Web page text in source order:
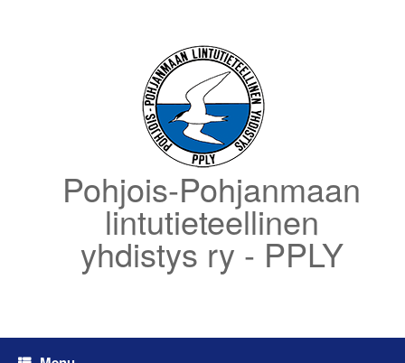
Pohjois-Pohjanmaan
lintutieteellinen
yhdistys ry - PPLY